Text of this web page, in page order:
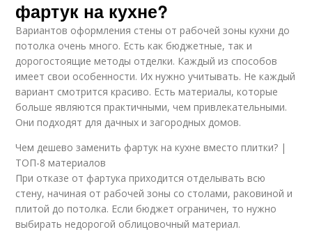
фартук на кухне?
Вариантов оформления стены от рабочей зоны кухни до
потолка очень много. Есть как бюджетные, так и
дорогостоящие методы отделки. Каждый из способов
имеет свои особенности. Их нужно учитывать. Не каждый
вариант смотрится красиво. Есть материалы, которые
больше являются практичными, чем привлекательными.
Они подходят для дачных и загородных домов.
Чем дешево заменить фартук на кухне вместо плитки? |
ТОП-8 материалов
При отказе от фартука приходится отделывать всю
стену, начиная от рабочей зоны со столами, раковиной и
плитой до потолка. Если бюджет ограничен, то нужно
выбирать недорогой облицовочный материал.